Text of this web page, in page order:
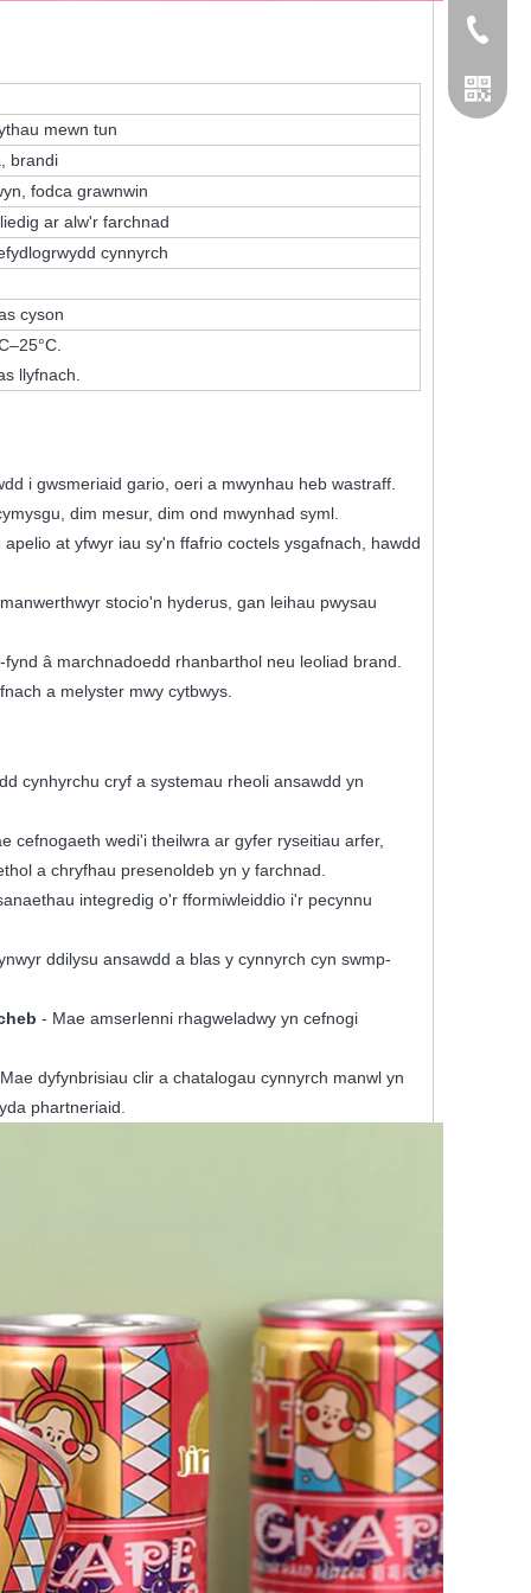
mewn tun
brandi
fodca grawnwin
ar alw'r farchnad
cynnyrch
cyson
llyfnach.
i gwsmeriaid gario, oeri a mwynhau heb wastraff.
dim mesur, dim ond mwynhad syml.
at yfwyr iau sy'n ffafrio coctels ysgafnach, hawdd
stocio'n hyderus, gan leihau pwysau
â marchnadoedd rhanbarthol neu leoliad brand.
a melyster mwy cytbwys.
cynhyrchu cryf a systemau rheoli ansawdd yn
cefnogaeth wedi'i theilwra ar gyfer ryseitiau arfer,
a chryfhau presenoldeb yn y farchnad.
integredig o'r fformiwleiddio i'r pecynnu
ddilysu ansawdd a blas y cynnyrch cyn swmp-
- Mae amserlenni rhagweladwy yn cefnogi
dyfynbrisiau clir a chatalogau cynnyrch manwl yn
phartneriaid.
+86